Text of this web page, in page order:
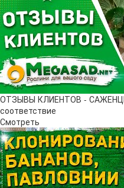
ОТЗЫВЫ КЛИЕНТОВ -
соответствие
Смотреть